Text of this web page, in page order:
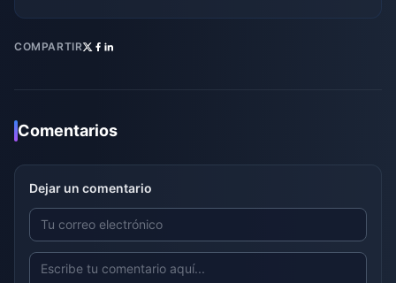
COMPARTIR
Comentarios
Dejar un comentario